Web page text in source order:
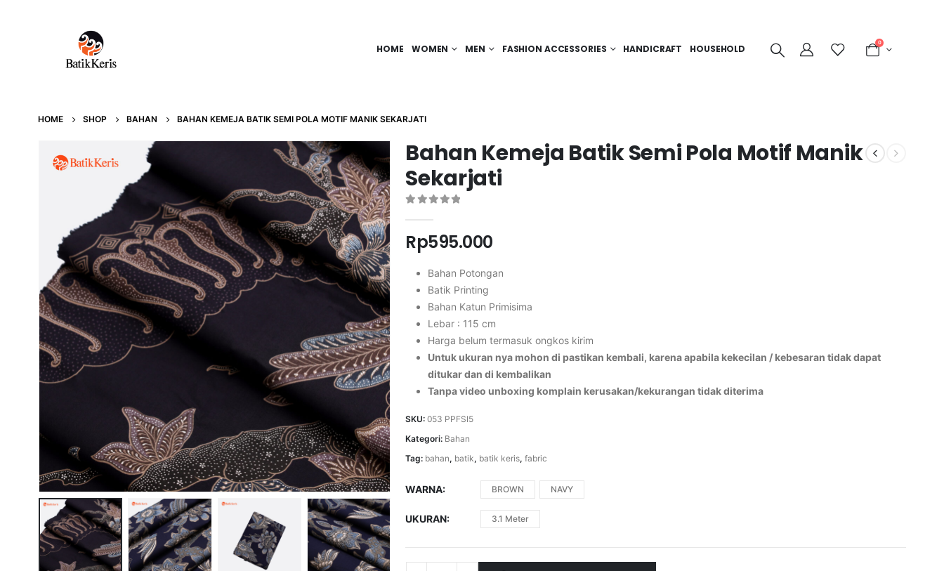
HOME WOMEN MEN FASHION ACCESSORIES HANDICRAFT HOUSEHOLD
0
HOME SHOP BAHAN BAHAN KEMEJA BATIK SEMI POLA MOTIF MANIK SEKARJATI
Bahan Kemeja Batik Semi Pola Motif Manik
Sekarjati
Rp595.000
Bahan Potongan
Batik Printing
Bahan Katun Primisima
Lebar : 115 cm
Harga belum termasuk ongkos kirim
Untuk ukuran nya mohon di pastikan kembali, karena apabila kekecilan / kebesaran tidak dapat
ditukar dan di kembalikan
Tanpa video unboxing komplain kerusakan/kekurangan tidak diterima
SKU:053 PPFSI5
Kategori: Bahan
Tag: bahan, batik, batik keris,fabric
WARNA BROWN NAVY
UKURAN 3.1 Meter